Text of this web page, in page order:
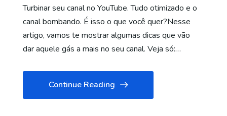
Turbinar seu canal no YouTube. Tudo otimizado e o
canal bombando. É isso o que você quer?Nesse
artigo, vamos te mostrar algumas dicas que vão
dar aquele gás a mais no seu canal. Veja só:…
Continue Reading